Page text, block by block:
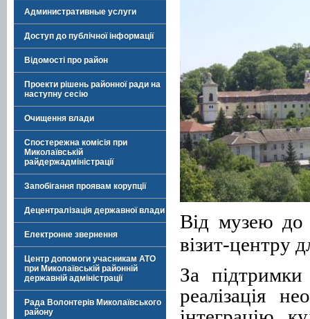
Административные услуги
Доступ до публічної інформації
Відомості про район
Проекти рішень районної ради на
наступну сесію
Очищення влади
Спостережна комісія при
Миколаївській
райдержадміністрації
Запобігання проявам корупції
Децентралізація державної влади
Електронне звернення
Центр допомоги учасникам АТО
при Миколаївській районній
державній адміністрації
Рада Волонтерів Миколаївського
району
Від музею до
візит-центру
За підтримки
реалізація